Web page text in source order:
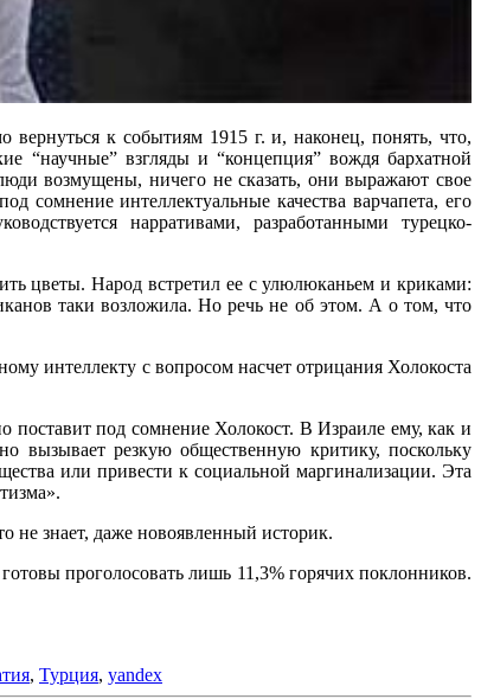
к событиям 1915 г. и, наконец, понять, что,
“научные” взгляды и “концепция” вождя бархатной
возмущены, ничего не сказать, они выражают свое
сомнение интеллектуальные качества варчапета, его
нарративами, разработанными турецко-
цветы. Народ встретил ее с улюлюканьем и криками:
таки возложила. Но речь не об этом. А о том, что
интеллекту с вопросом насчет отрицания Холокоста
поставит под сомнение Холокост. В Израиле ему, как и
вызывает резкую общественную критику, поскольку
или привести к социальной маргинализации. Эта
не знает, даже новоявленный историк.
проголосовать лишь 11,3% горячих поклонников.
, Турция, yandex